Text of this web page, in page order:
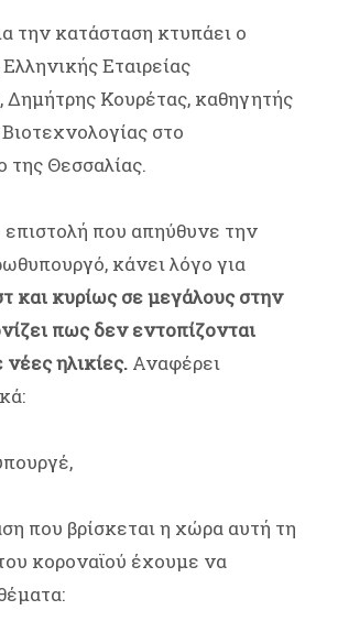
την κατάσταση κτυπάει ο
Εταιρείας
Δημήτρης Κουρέτας, καθηγητής
στο
της Θεσσαλίας.
επιστολή που απηύθυνε την
κάνει λόγο για
και κυρίως σε μεγάλους στην
πως δεν εντοπίζονται
ηλικίες. Αναφέρει
που βρίσκεται η χώρα αυτή τη
κοροναϊού έχουμε να